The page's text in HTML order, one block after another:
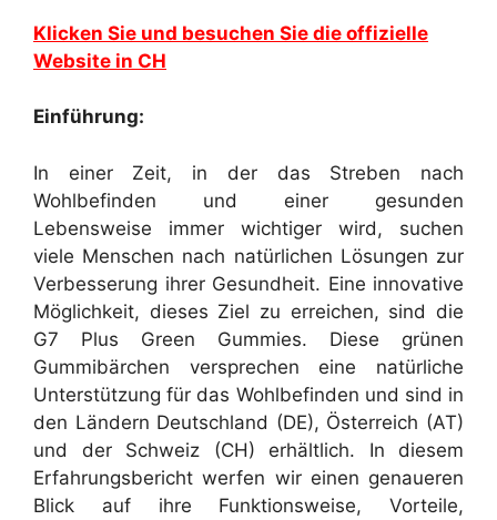
Klicken Sie und besuchen Sie die offizielle
Website in CH
Einführung:
In einer Zeit, in der das Streben nach
Wohlbefinden und einer gesunden
Lebensweise immer wichtiger wird, suchen
viele Menschen nach natürlichen Lösungen zur
Verbesserung ihrer Gesundheit. Eine innovative
Möglichkeit, dieses Ziel zu erreichen, sind die
G7 Plus Green Gummies. Diese grünen
Gummibärchen versprechen eine natürliche
Unterstützung für das Wohlbefinden und sind in
den Ländern Deutschland (DE), Österreich (AT)
und der Schweiz (CH) erhältlich. In diesem
Erfahrungsbericht werfen wir einen genaueren
Blick auf ihre Funktionsweise, Vorteile,